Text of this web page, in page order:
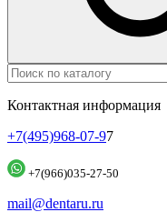
Контактная информация
+7(495)968-07-97
+7(966)035-27-50
mail@dentaru.ru